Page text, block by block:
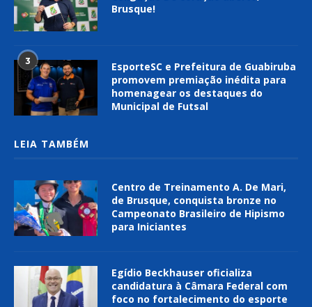
Brusque!
3
EsporteSC e Prefeitura de Guabiruba
promovem premiação inédita para
homenagear os destaques do
Municipal de Futsal
LEIA TAMBÉM
Centro de Treinamento A. De Mari,
de Brusque, conquista bronze no
Campeonato Brasileiro de Hipismo
para Iniciantes
Egídio Beckhauser oficializa
candidatura à Câmara Federal com
foco no fortalecimento do esporte